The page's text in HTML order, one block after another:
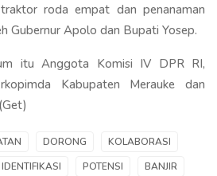
roda empat dan penanaman
Gubernur Apolo dan Bupati Yosep.
itu Anggota Komisi IV DPR RI,
Kabupaten Merauke dan
DORONG
KOLABORASI
IDENTIFIKASI POTENSI BANJIR